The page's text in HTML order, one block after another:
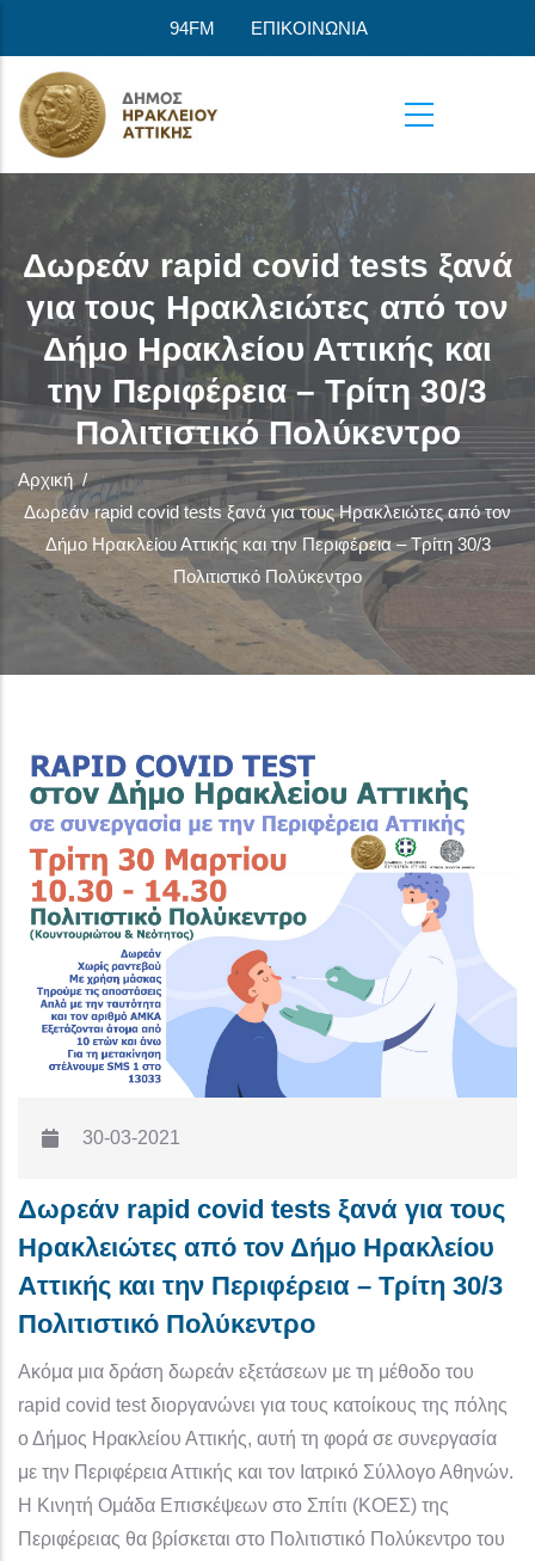
94FM ΕΠΙΚΟΙΝΩΝΙΑ
Δωρεάν rapid covid tests ξανά
για τους Ηρακλειώτες από τον
Δήμο Ηρακλείου Αττικής και
την Περιφέρεια – Τρίτη 30/3
Πολιτιστικό Πολύκεντρο
Αρχική /
Δωρεάν rapid covid tests ξανά για τους Ηρακλειώτες από τον
Δήμο Ηρακλείου Αττικής και την Περιφέρεια – Τρίτη 30/3
Πολιτιστικό Πολύκεντρο
30-03-2021
Δωρεάν rapid covid tests ξανά για τους
Ηρακλειώτες από τον Δήμο Ηρακλείου
Αττικής και την Περιφέρεια – Τρίτη 30/3
Πολιτιστικό Πολύκεντρο
Ακόμα μια δράση δωρεάν εξετάσεων με τη μέθοδο του
rapid covid test διοργανώνει για τους κατοίκους της πόλης
ο Δήμος Ηρακλείου Αττικής, αυτή τη φορά σε συνεργασία
με την Περιφέρεια Αττικής και τον Ιατρικό Σύλλογο Αθηνών.
Η Κινητή Ομάδα Επισκέψεων στο Σπίτι (ΚΟΕΣ) της
Περιφέρειας θα βρίσκεται στο Πολιτιστικό Πολύκεντρο του